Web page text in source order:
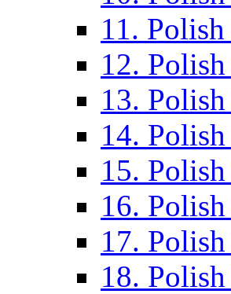
11.
12.
13.
14.
15.
16.
17.
18.